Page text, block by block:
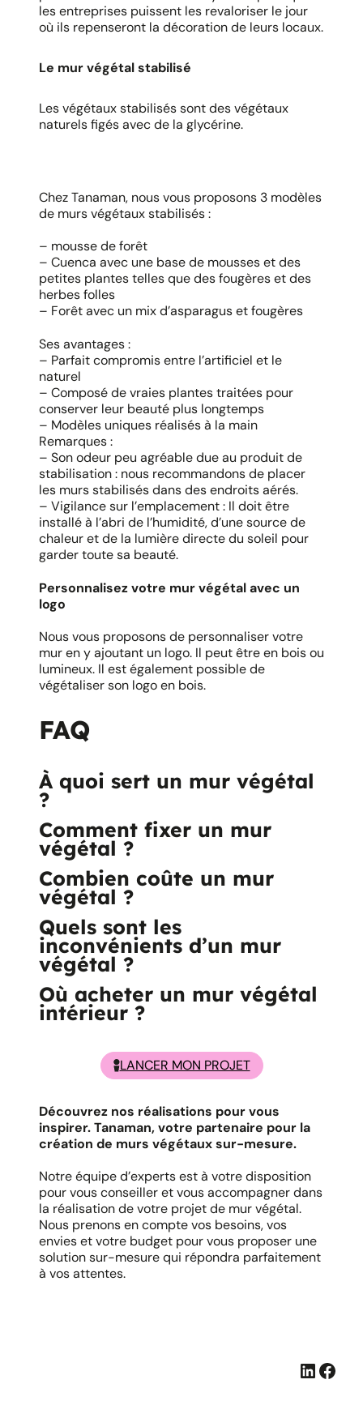
les entreprises puissent les revaloriser le jour
où ils repenseront la décoration de leurs locaux.
Le mur végétal stabilisé
Les végétaux stabilisés sont des végétaux
naturels figés avec de la glycérine.
Chez Tanaman, nous vous proposons 3 modèles
de murs végétaux stabilisés :
– mousse de forêt
– Cuenca avec une base de mousses et des
petites plantes telles que des fougères et des
herbes folles
– Forêt avec un mix d’asparagus et fougères
Ses avantages :
– Parfait compromis entre l’artificiel et le
naturel
– Composé de vraies plantes traitées pour
conserver leur beauté plus longtemps
– Modèles uniques réalisés à la main
Remarques :
– Son odeur peu agréable due au produit de
stabilisation : nous recommandons de placer
les murs stabilisés dans des endroits aérés.
– Vigilance sur l’emplacement : Il doit être
installé à l’abri de l’humidité, d’une source de
chaleur et de la lumière directe du soleil pour
garder toute sa beauté.
Personnalisez votre mur végétal avec un
logo
Nous vous proposons de personnaliser votre
mur en y ajoutant un logo. Il peut être en bois ou
lumineux. Il est également possible de
végétaliser son logo en bois.
FAQ
À quoi sert un mur végétal
?
Comment fixer un mur
végétal ?
Combien coûte un mur
végétal ?
Quels sont les
inconvénients d’un mur
végétal ?
Où acheter un mur végétal
intérieur ?
LANCER MON PROJET
Découvrez nos réalisations pour vous
inspirer. Tanaman, votre partenaire pour la
création de murs végétaux sur-mesure.
Notre équipe d’experts est à votre disposition
pour vous conseiller et vous accompagner dans
la réalisation de votre projet de mur végétal.
Nous prenons en compte vos besoins, vos
envies et votre budget pour vous proposer une
solution sur-mesure qui répondra parfaitement
à vos attentes.